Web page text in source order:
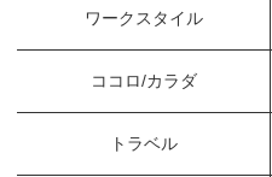
ワークスタイル
ココロ/カラダ
トラベル